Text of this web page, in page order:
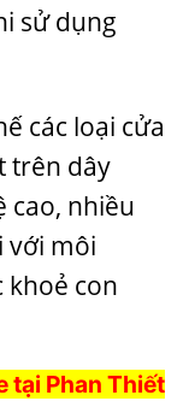
sử dụng
các loại cửa
trên dây
cao, nhiều
với môi
con
tại Phan Thiết